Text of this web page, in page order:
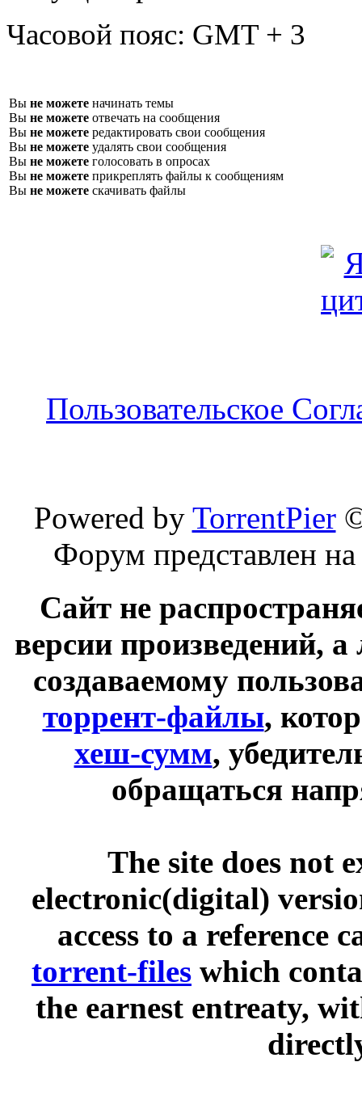
Часовой пояс: GMT + 3
Вы не можете начинать темы
Вы не можете отвечать на сообщения
Вы не можете редактировать свои сообщения
Вы не можете удалять свои сообщения
Вы не можете голосовать в опросах
Вы не можете прикреплять файлы к сообщениям
Вы не можете скачивать файлы
Пользовательское
Powered by TorrentPier
Форум представлен
Сайт не
версии произведений,
создаваемому
торрент-файлы,
хеш-сумм,
обращаться
The site does not
electronic(digital)
access to a reference
torrent-files which
the earnest entreaty,